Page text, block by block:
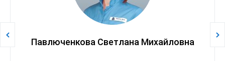
Павлюченкова Светлана Михайловна